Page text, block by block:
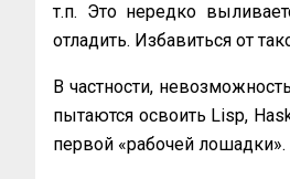
т.п. Это нередко
отладить. Избавиться от
В частности,
пытаются освоить Lisp,
первой «рабочей лошадки».